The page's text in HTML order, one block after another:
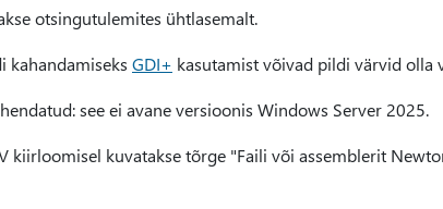
otsingutulemites ühtlasemalt.
kahandamiseks GDI+ kasutamist võivad pildi värvid olla
see ei avane versioonis Windows Server 2025.
kiirloomisel kuvatakse tõrge "Faili või assemblerit